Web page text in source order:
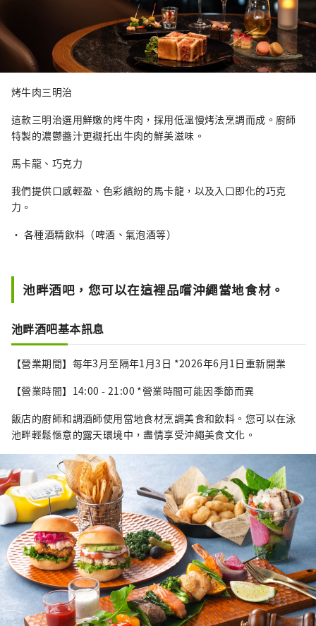
烤牛肉三明治
這款三明治選用鮮嫩的烤牛肉，採用低溫慢烤法烹調而成。廚師
特製的濃鬱醬汁更襯托出牛肉的鮮美滋味。
馬卡龍、巧克力
我們提供口感輕盈、色彩繽紛的馬卡龍，以及入口即化的巧克
力。
• 各種酒精飲料（啤酒、氣泡酒等）
池畔酒吧，您可以在這裡品嚐沖繩當地食材。
池畔酒吧基本訊息
【營業期間】每年3月至隔年1月3日 *2026年6月1日重新開業
【營業時間】14:00 - 21:00 *營業時間可能因季節而異
飯店的廚師和調酒師使用當地食材烹調美食和飲料。您可以在泳
池畔輕鬆愜意的露天環境中，盡情享受沖繩美食文化。